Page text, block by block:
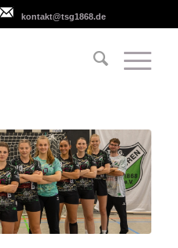
kontakt@tsg1868.de